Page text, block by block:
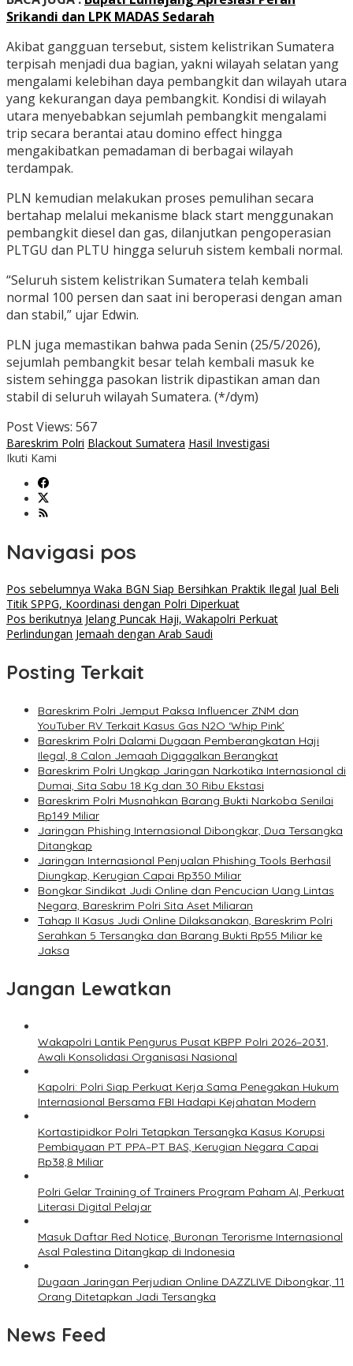
Srikandi dan LPK MADAS Sedarah
Akibat gangguan tersebut, sistem kelistrikan Sumatera
terpisah menjadi dua bagian, yakni wilayah selatan yang
mengalami kelebihan daya pembangkit dan wilayah utara
yang kekurangan daya pembangkit. Kondisi di wilayah
utara menyebabkan sejumlah pembangkit mengalami
trip secara berantai atau domino effect hingga
mengakibatkan pemadaman di berbagai wilayah
terdampak.
PLN kemudian melakukan proses pemulihan secara
bertahap melalui mekanisme black start menggunakan
pembangkit diesel dan gas, dilanjutkan pengoperasian
PLTGU dan PLTU hingga seluruh sistem kembali normal.
“Seluruh sistem kelistrikan Sumatera telah kembali
normal 100 persen dan saat ini beroperasi dengan aman
dan stabil,” ujar Edwin.
PLN juga memastikan bahwa pada Senin (25/5/2026),
sejumlah pembangkit besar telah kembali masuk ke
sistem sehingga pasokan listrik dipastikan aman dan
stabil di seluruh wilayah Sumatera. (*/dym)
Post Views: 567
Bareskrim Polri Blackout Sumatera Hasil Investigasi
Ikuti Kami
Navigasi pos
Pos sebelumnya Waka BGN Siap Bersihkan Praktik Ilegal Jual Beli
Titik SPPG, Koordinasi dengan Polri Diperkuat
Pos berikutnya Jelang Puncak Haji, Wakapolri Perkuat
Perlindungan Jemaah dengan Arab Saudi
Posting Terkait
Bareskrim Polri Jemput Paksa Influencer ZNM dan
YouTuber RV Terkait Kasus Gas N2O ‘Whip Pink’
Bareskrim Polri Dalami Dugaan Pemberangkatan Haji
Ilegal, 8 Calon Jemaah Digagalkan Berangkat
Bareskrim Polri Ungkap Jaringan Narkotika Internasional di
Dumai, Sita Sabu 18 Kg dan 30 Ribu Ekstasi
Bareskrim Polri Musnahkan Barang Bukti Narkoba Senilai
Rp149 Miliar
Jaringan Phishing Internasional Dibongkar, Dua Tersangka
Ditangkap
Jaringan Internasional Penjualan Phishing Tools Berhasil
Diungkap, Kerugian Capai Rp350 Miliar
Bongkar Sindikat Judi Online dan Pencucian Uang Lintas
Negara, Bareskrim Polri Sita Aset Miliaran
Tahap II Kasus Judi Online Dilaksanakan, Bareskrim Polri
Serahkan 5 Tersangka dan Barang Bukti Rp55 Miliar ke
Jaksa
Jangan Lewatkan
Wakapolri Lantik Pengurus Pusat KBPP Polri 2026–2031,
Awali Konsolidasi Organisasi Nasional
Kapolri: Polri Siap Perkuat Kerja Sama Penegakan Hukum
Internasional Bersama FBI Hadapi Kejahatan Modern
Kortastipidkor Polri Tetapkan Tersangka Kasus Korupsi
Pembiayaan PT PPA–PT BAS, Kerugian Negara Capai
Rp38,8 Miliar
Polri Gelar Training of Trainers Program Paham AI, Perkuat
Literasi Digital Pelajar
Masuk Daftar Red Notice, Buronan Terorisme Internasional
Asal Palestina Ditangkap di Indonesia
Dugaan Jaringan Perjudian Online DAZZLIVE Dibongkar, 11
Orang Ditetapkan Jadi Tersangka
News Feed